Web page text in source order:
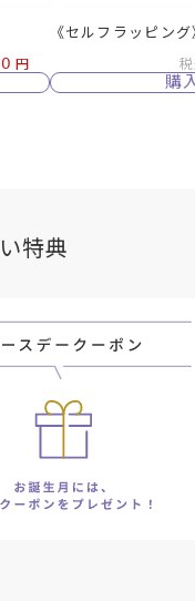
《セルフラッピン
購
特典